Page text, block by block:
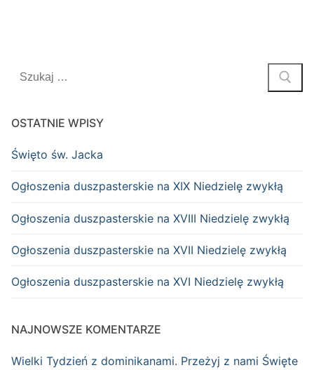
Szukaj:
OSTATNIE WPISY
Święto św. Jacka
Ogłoszenia duszpasterskie na XIX Niedzielę zwykłą
Ogłoszenia duszpasterskie na XVIII Niedzielę zwykłą
Ogłoszenia duszpasterskie na XVII Niedzielę zwykłą
Ogłoszenia duszpasterskie na XVI Niedzielę zwykłą
NAJNOWSZE KOMENTARZE
Wielki Tydzień z dominikanami. Przeżyj z nami Święte